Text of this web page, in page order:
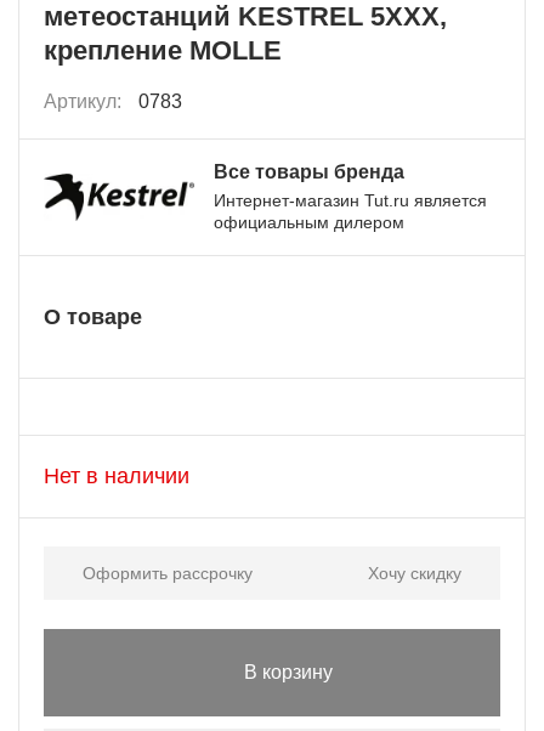
метеостанций KESTREL 5XXX,
крепление MOLLE
Артикул: 0783
Все товары бренда
Интернет-магазин Tut.ru является
официальным дилером
О товаре
Нет в наличии
Оформить рассрочку Хочу скидку
В корзину